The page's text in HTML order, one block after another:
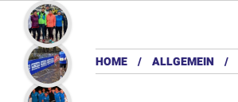
HOME ALLGEMEIN